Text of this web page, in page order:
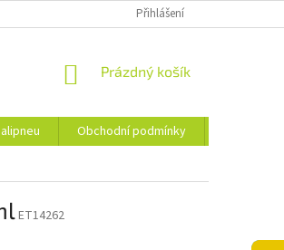
Přihlášení
NÁKUPNÍ
Prázdný košík
Obchodní podmínky
ET14262